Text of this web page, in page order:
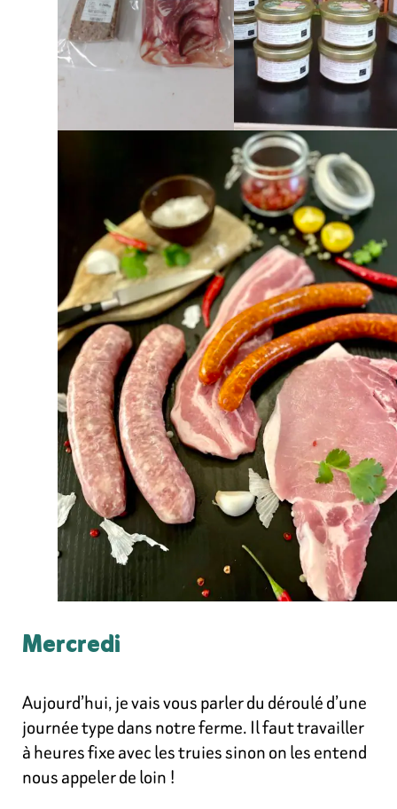
Mercredi
Aujourd’hui, je vais vous parler du déroulé d’une
journée type dans notre ferme. Il faut travailler
à heures fixe avec les truies sinon on les entend
nous appeler de loin !